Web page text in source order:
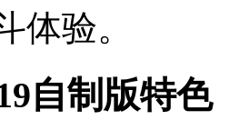
体验。
自制版特色